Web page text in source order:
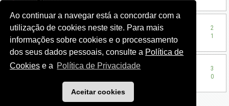
Ao continuar a navegar está a concordar com a
utilização de cookies neste site. Para mais
informações sobre cookies e o processamento
dos seus dados pessoais, consulte a Política de
Cookies e a Política de Privacidade
Aceitar cookies
15:30,22/8/2021
I LIGA JORNADA 2
VIZELA
2
TONDELA
1
15:30,14/8/2021
I LIGA JORNADA 1
TONDELA
3
0
15:30,8/8/2021